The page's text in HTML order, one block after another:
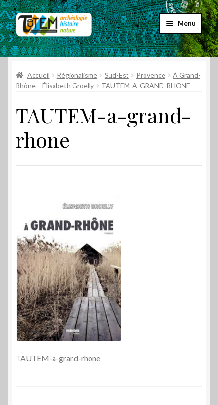
Aller
à
la
navigation
Aller
au
contenu
Menu
Accueil
Choix par genre
Ouvrir
le
Accueil Régionalisme Sud-Est Provence
À Grand-
Rhône – Élisabeth Groelly
TAUTEM-A-GRAND-RHONE
TAUTEM-a-grand-
rhone
TAUTEM-a-grand-rhone